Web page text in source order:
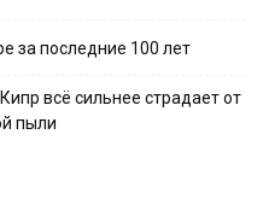
за последние 100 лет
всё сильнее страдает от
пыли